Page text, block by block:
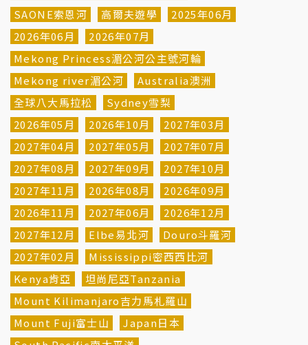
SAONE索恩河
高爾夫遊學
2025年06月
2026年06月
2026年07月
Mekong Princess湄公河公主號河輪
Mekong river湄公河
Australia澳洲
全球八大馬拉松
Sydney雪梨
2026年05月
2026年10月
2027年03月
2027年04月
2027年05月
2027年07月
2027年08月
2027年09月
2027年10月
2027年11月
2026年08月
2026年09月
2026年11月
2027年06月
2026年12月
2027年12月
Elbe易北河
Douro斗羅河
2027年02月
Mississippi密西西比河
Kenya肯亞
坦尚尼亞Tanzania
Mount Kilimanjaro吉力馬札羅山
Mount Fuji富士山
Japan日本